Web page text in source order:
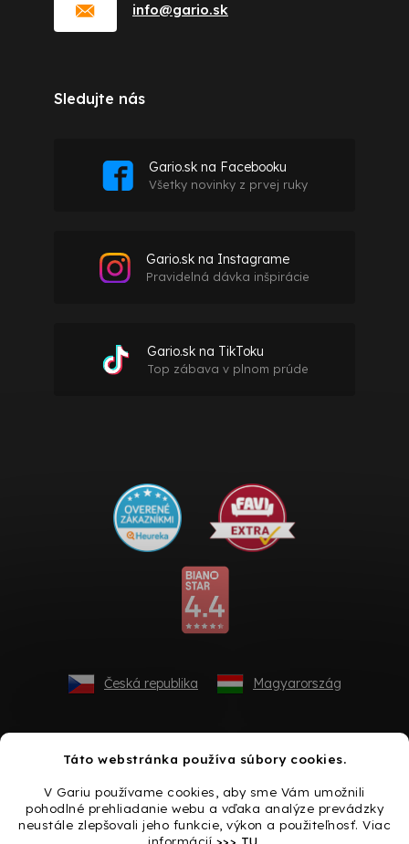
Táto webstránka používa súbory cookies.
V Gariu používame cookies, aby sme Vám umožnili
pohodlné prehliadanie webu a vďaka analýze prevádzky
neustále zlepšovali jeho funkcie, výkon a použiteľnosť. Viac
informácií >>> TU
info@gario.sk
Sledujte nás
Gario.sk na Facebooku
Všetky novinky z prvej ruky
Gario.sk na Instagrame
Pravidelná dávka inšpirácie
Gario.sk na TikToku
Top zábava v plnom prúde
Česká republika Magyarország